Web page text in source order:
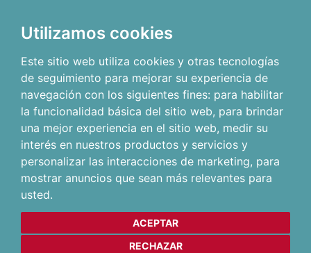
Utilizamos cookies
Este sitio web utiliza cookies y otras tecnologías
de seguimiento para mejorar su experiencia de
navegación con los siguientes fines: para habilitar
la funcionalidad básica del sitio web, para brindar
una mejor experiencia en el sitio web, medir su
interés en nuestros productos y servicios y
personalizar las interacciones de marketing, para
mostrar anuncios que sean más relevantes para
usted.
ACEPTAR
RECHAZAR